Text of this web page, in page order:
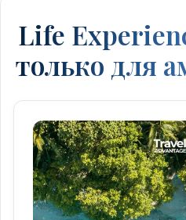
Life
только для